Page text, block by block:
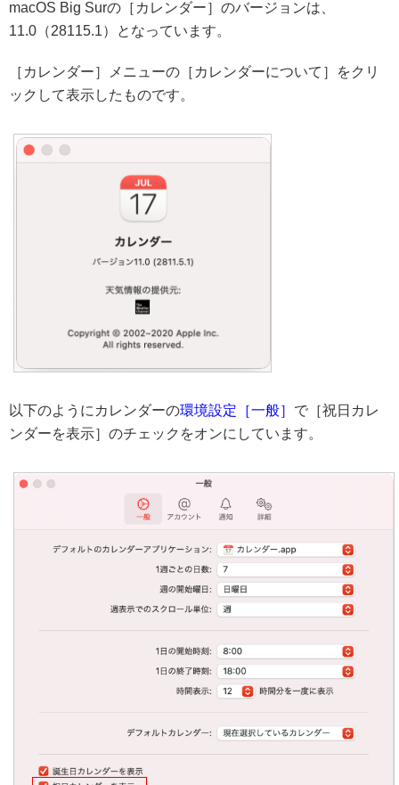
macOS Big Surの［カレンダー］のバージョンは、
11.0（28115.1）となっています。
［カレンダー］メニューの［カレンダーについて］をクリ
ックして表示したものです。
以下のようにカレンダーの環境設定［一般］ で［祝日カレ
ンダーを表示］のチェックをオンにしています。